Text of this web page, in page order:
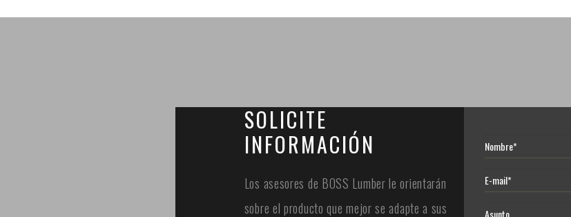
SOLICITE
INFORMACIÓN
Los asesores de BOSS Lumber le orientarán
sobre el producto que mejor se adapte a sus